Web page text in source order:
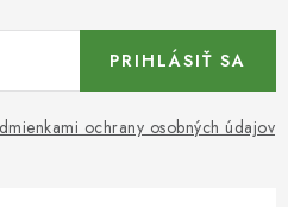
ochrany osobných údajov
PRIHLÁSIŤ SA